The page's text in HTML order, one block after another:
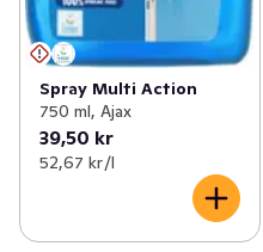
Spray Multi Action
750 ml, Ajax
39,50 kr
52,67 kr /l